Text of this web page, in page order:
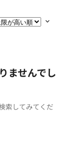
ませんでし
索してみてくだ